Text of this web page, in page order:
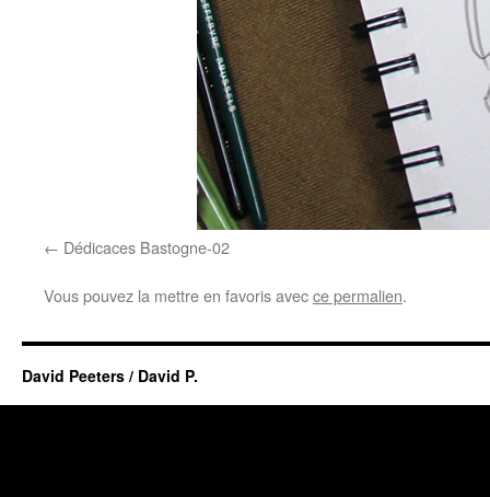
Dédicaces Bastogne-02
Vous pouvez la mettre en favoris avecce permalien.
David Peeters / David P.